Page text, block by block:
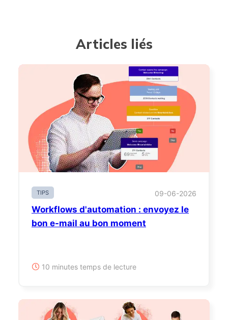
Articles liés
TIPS 09-06-2026
Workflows d'automation : envoyez le
bon e-mail au bon moment
10 minutes temps de lecture